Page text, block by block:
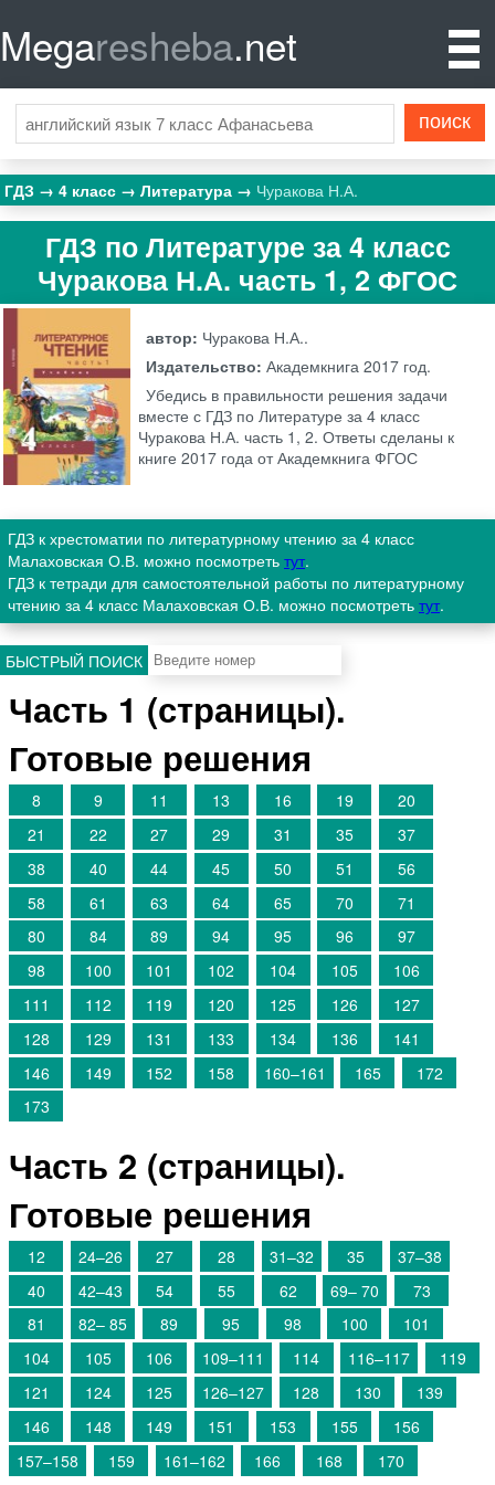
Megaresheba.net
ГДЗ 4 класс Литература Чуракова Н.А.
ГДЗ по Литературе за 4 класс
Чуракова Н.А. часть 1, 2 ФГОС
автор: Чуракова Н.А..
Издательство:Академкнига 2017 год.
Убедись в правильности решения задачи
вместе с ГДЗ по Литературе за 4 класс
Чуракова Н.А. часть 1, 2. Ответы сделаны к
книге 2017 года от Академкнига ФГОС
ГДЗ к хрестоматии по литературному чтению за 4 класс
Малаховская О.В. можно посмотреть тут.
ГДЗ к тетради для самостоятельной работы по литературному
чтению за 4 класс Малаховская О.В. можно посмотреть тут.
БЫСТРЫЙ ПОИСК
Часть 1 (страницы).
Готовые решения
8 9 11 13 16 19
20
21
22 27 29 31 35
37
38
40 44 45 50 51
56
58
61 63 64 65 70
71
80
84 89 94 95 96
97
98
100 101 102 104 105
106
111
112 119 120 125 126
127
128
129 131 133 134 136
141
146
149 152 158 160–161 165
172
173
Часть 2 (страницы).
Готовые решения
12 24–26 27 28 31–32 35
37–38
40
42–43 54 55 62 69– 70
73
81
82– 85 89 95 98 100
101
104
105 106 109–111 114 116–117
119
121
124 125 126–127 128 130
139
146
148 149 151 153 155
156
157–158
159 161–162 166 168 170